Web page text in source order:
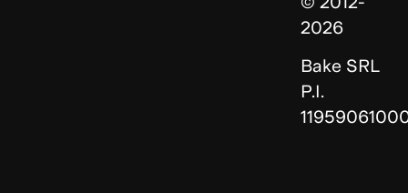
2026
Bake SRL
P.I.